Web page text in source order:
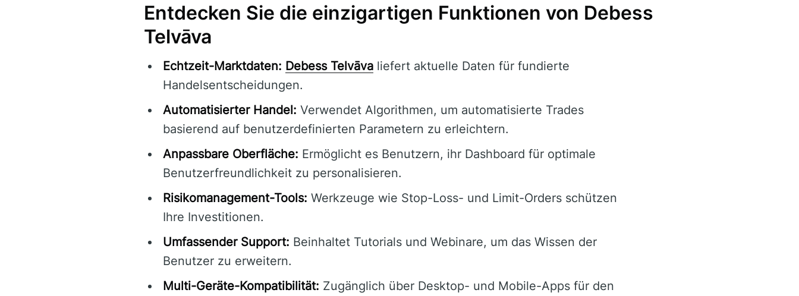
Entdecken Sie die einzigartigen Funktionen von Debess
Telvāva
Echtzeit-Marktdaten: Debess Telvāva liefert aktuelle Daten für fundierte
Handelsentscheidungen.
Automatisierter Handel: Verwendet Algorithmen, um automatisierte Trades
basierend auf benutzerdefinierten Parametern zu erleichtern.
Anpassbare Oberfläche: Ermöglicht es Benutzern, ihr Dashboard für optimale
Benutzerfreundlichkeit zu personalisieren.
Risikomanagement-Tools: Werkzeuge wie Stop-Loss- und Limit-Orders schützen
Ihre Investitionen.
Umfassender Support: Beinhaltet Tutorials und Webinare, um das Wissen der
Benutzer zu erweitern.
Multi-Geräte-Kompatibilität: Zugänglich über Desktop- und Mobile-Apps für den